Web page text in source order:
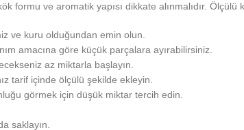
formu ve aromatik yapısı dikkate alınmalıdır.
ve kuru olduğundan emin olun.
amacına göre küçük parçalara ayırabilirsiniz.
az miktarla başlayın.
tarif içinde ölçülü şekilde ekleyin.
görmek için düşük miktar tercih edin.
saklayın.